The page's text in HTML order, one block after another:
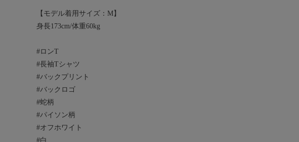
【モデル着用サイズ：M】
身長173cm/体重60kg
#ロンT
#長袖Tシャツ
#バックプリント
#バックロゴ
#蛇柄
#パイソン柄
#オフホワイト
#白